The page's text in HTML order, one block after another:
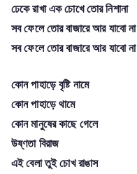
ঢেকে রাখা এক চোখে তোর নিশানা
সব ফেলে তোর বাজারে আর যাবো না
সব ফেলে তোর বাজারে আর যাবো না
কোন পাহাড়ে বৃষ্টি নামে
কোন পাহাড়ে থামে
কোন মানুষের কাছে গেলে
উষ্ণতা বিরাজ
এই বেলা তুই চোখ রাঙাস